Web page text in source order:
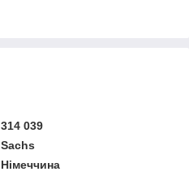
314 039
Sachs
Німеччина